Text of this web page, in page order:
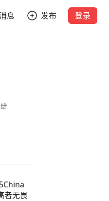
息 发布 登录
者无畏